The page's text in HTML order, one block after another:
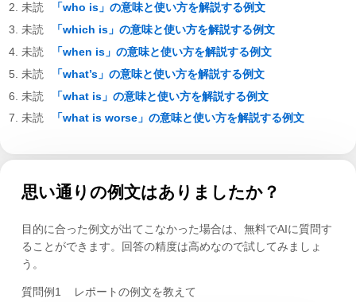
「who is」の意味と使い方を解説する例文
「which is」の意味と使い方を解説する例文
「when is」の意味と使い方を解説する例文
「what’s」の意味と使い方を解説する例文
「what is」の意味と使い方を解説する例文
「what is worse」の意味と使い方を解説する例文
思い通りの例文はありましたか？
目的に合った例文が出てこなかった場合は、無料でAIに質問す
ることができます。回答の精度は高めなので試してみましょ
う。
質問例1 レポートの例文を教えて